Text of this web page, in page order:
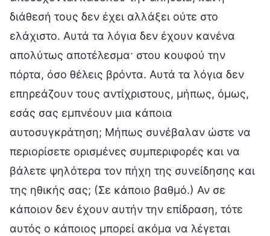
διάθεσή τους δεν έχει αλλάξει ούτε στο
ελάχιστο. Αυτά τα λόγια δεν έχουν κανένα
απολύτως αποτέλεσμα· στου κουφού την
πόρτα, όσο θέλεις βρόντα. Αυτά τα λόγια δεν
επηρεάζουν τους αντίχριστους, μήπως, όμως,
εσάς σας εμπνέουν μια κάποια
αυτοσυγκράτηση; Μήπως συνέβαλαν ώστε να
περιορίσετε ορισμένες συμπεριφορές και να
βάλετε ψηλότερα τον πήχη της συνείδησης και
της ηθικής σας; (Σε κάποιο βαθμό.) Αν σε
κάποιον δεν έχουν αυτήν την επίδραση, τότε
αυτός ο κάποιος μπορεί ακόμα να λέγεται